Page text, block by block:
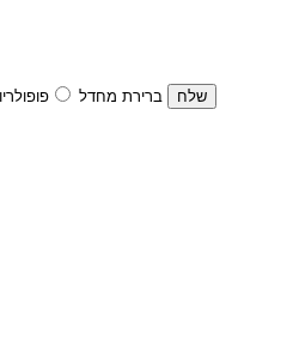
ברירת מחדל